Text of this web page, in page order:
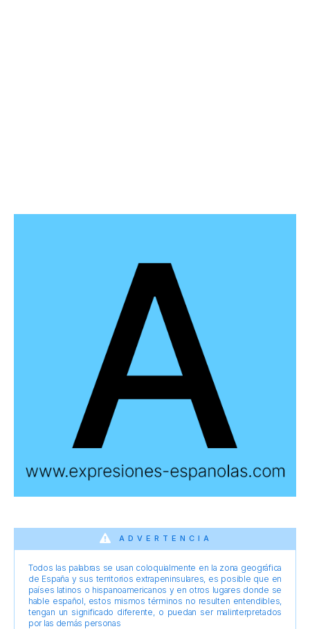
ADVERTENCIA
Todos las palabras se usan coloquialmente en la zona geográfica
de España y sus territorios extrapeninsulares, es posible que en
países latinos o hispanoamericanos y en otros lugares donde se
hable español, estos mismos términos no resulten entendibles,
tengan un significado diferente, o puedan ser malinterpretados
por las demás personas